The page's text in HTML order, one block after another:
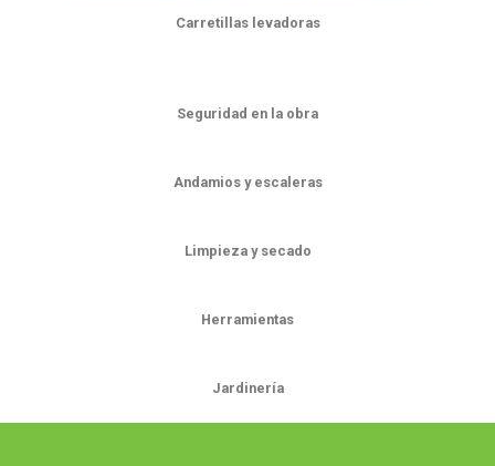
Carretillas levadoras
Seguridad en la obra
Andamios y escaleras
Limpieza y secado
Herramientas
Jardinería